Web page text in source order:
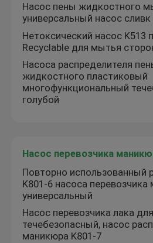
Свяжитесь с нами
Новости
Случаи
Спрейер насоса пуска
Точный спрейер насоса
Насос пены жидкостного
универсальный насос
Нетоксический насос K513
Recyclable для мытья
Насоса распределителя
жидкостного пластиковый
многофункциональный
голубой
Насос перевозчика
Повторно использованный
K801-6 насоса
универсальный
Насос перевозчика лака
течебезопасный, насос
маникюра K801-7